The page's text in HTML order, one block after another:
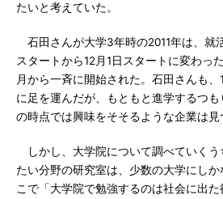
たいと考えていた。
石田さんが大学3年時の2011年は、就
スタートから12月1日スタートに変わっ
月から一斉に開始された。石田さんも
に足を運んだが、もともと進学するつ
の時点では興味をそそるような企業は見
しかし、大学院について調べていくう
たい分野の研究室は、少数の大学にし
こで「大学院で勉強するのは社会に出